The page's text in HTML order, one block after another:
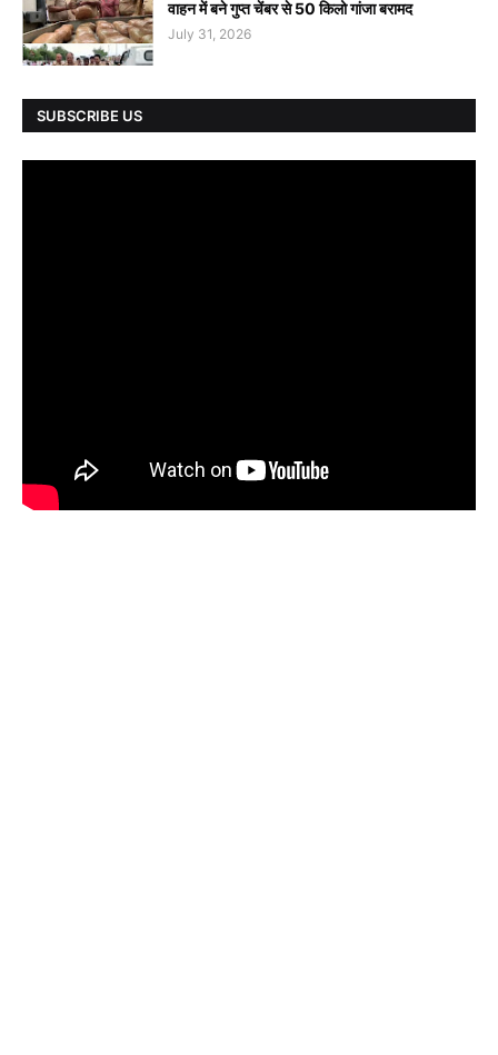
वाहन में बने गुप्त चेंबर से 50 किलो गांजा बरामद
July 31, 2026
SUBSCRIBE US